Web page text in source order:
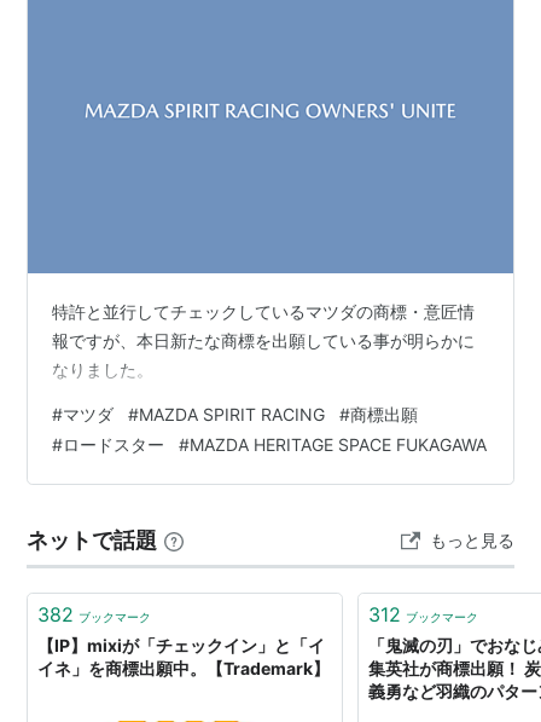
特許と並行してチェックしているマツダの商標・意匠情
報ですが、本日新たな商標を出願している事が明らかに
なりました。
#マツダ #MAZDA SPIRIT RACING #商標出願
#ロードスター #MAZDA HERITAGE SPACE FUKAGAWA
ネットで話題 もっと見る
382 ブックマーク
【IP】mixiが「チェックイン」と「イ
イネ」を商標出願中。【Trademark】
312 ブックマーク
「鬼滅の刃」でおな
集英社が商標出願！
義勇など羽織のパタ